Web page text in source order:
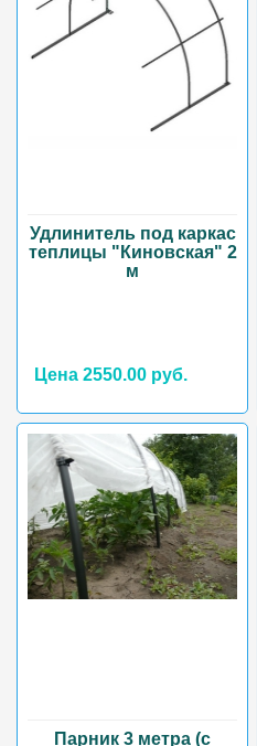
Удлинитель под каркас
теплицы "Киновская" 2
м
Цена 2550.00 руб.
Парник 3 метра (с